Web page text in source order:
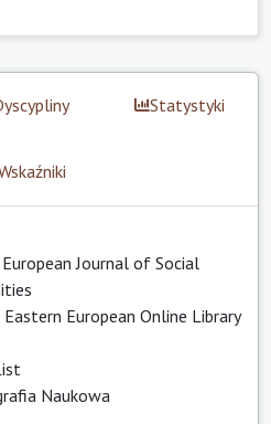
Statystyki
Journal of Social
Eastern European Online Library
Naukowa